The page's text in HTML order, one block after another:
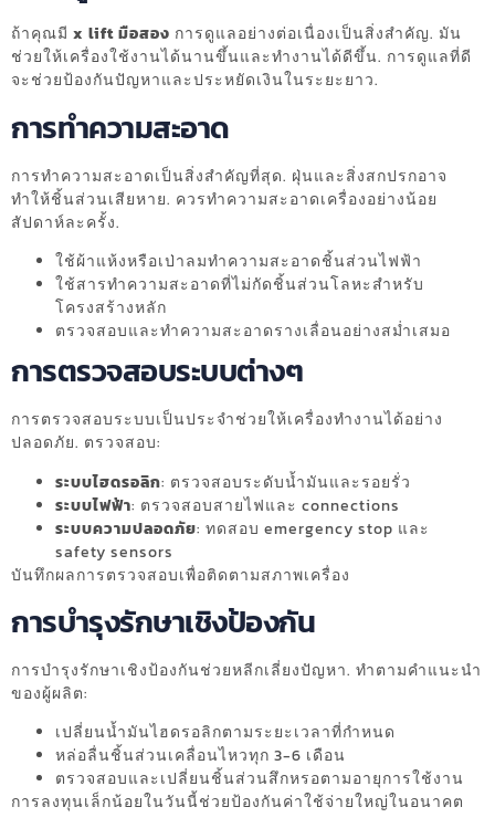
ถ้าคุณมี x lift มือสอง การดูแลอย่างต่อเนื่องเป็นสิ่งสำคัญ. มัน
ช่วยให้เครื่องใช้งานได้นานขึ้นและทำงานได้ดีขึ้น. การดูแลที่ดี
จะช่วยป้องกันปัญหาและประหยัดเงินในระยะยาว.
การทำความสะอาด
การทำความสะอาดเป็นสิ่งสำคัญที่สุด. ฝุ่นและสิ่งสกปรกอาจ
ทำให้ชิ้นส่วนเสียหาย. ควรทำความสะอาดเครื่องอย่างน้อย
สัปดาห์ละครั้ง.
ใช้ผ้าแห้งหรือเป่าลมทำความสะอาดชิ้นส่วนไฟฟ้า
ใช้สารทำความสะอาดที่ไม่กัดชิ้นส่วนโลหะสำหรับ
โครงสร้างหลัก
ตรวจสอบและทำความสะอาดรางเลื่อนอย่างสม่ำเสมอ
การตรวจสอบระบบต่างๆ
การตรวจสอบระบบเป็นประจำช่วยให้เครื่องทำงานได้อย่าง
ปลอดภัย. ตรวจสอบ:
ระบบไฮดรอลิก: ตรวจสอบระดับน้ำมันและรอยรั่ว
ระบบไฟฟ้า: ตรวจสอบสายไฟและ connections
ระบบความปลอดภัย: ทดสอบ emergency stop และ
safety sensors
บันทึกผลการตรวจสอบเพื่อติดตามสภาพเครื่อง
การบำรุงรักษาเชิงป้องกัน
การบำรุงรักษาเชิงป้องกันช่วยหลีกเลี่ยงปัญหา. ทำตามคำแนะนำ
ของผู้ผลิต:
เปลี่ยนน้ำมันไฮดรอลิกตามระยะเวลาที่กำหนด
หล่อลื่นชิ้นส่วนเคลื่อนไหวทุก 3-6 เดือน
ตรวจสอบและเปลี่ยนชิ้นส่วนสึกหรอตามอายุการใช้งาน
การลงทุนเล็กน้อยในวันนี้ช่วยป้องกันค่าใช้จ่ายใหญ่ในอนาคต